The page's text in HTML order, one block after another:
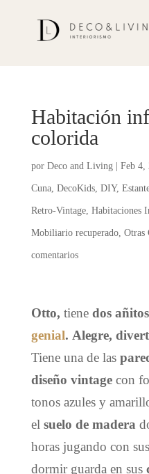
Habitación
colorida
por Deco and Living| Feb 4,
Cuna, DecoKids, DIY,
Retro-Vintage, Habitaciones
Mobiliario recuperado, Otras
comentarios
Otto, tiene dos añitos
genial. Alegre,
Tiene una de las
diseño vintagecon
tonos azules y
el suelo de madera
horas jugando con
dormir guarda en sus